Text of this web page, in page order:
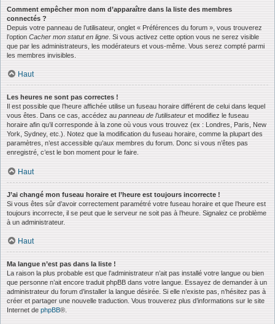
Comment empêcher mon nom d’apparaître dans la liste des membres
connectés ?
Depuis votre panneau de l’utilisateur, onglet « Préférences du forum », vous trouverez
l’option Cacher mon statut en ligne . Si vous activez cette option vous ne serez visible
que par les administrateurs, les modérateurs et vous-même. Vous serez compté parmi
les membres invisibles.
Haut
Les heures ne sont pas correctes !
Il est possible que l’heure affichée utilise un fuseau horaire différent de celui dans lequel
vous êtes. Dans ce cas, accédez au panneau de l’utilisateur et modifiez le fuseau
horaire afin qu’il corresponde à la zone où vous vous trouvez (ex : Londres, Paris, New
York, Sydney, etc.). Notez que la modification du fuseau horaire, comme la plupart des
paramètres, n’est accessible qu’aux membres du forum. Donc si vous n’êtes pas
enregistré, c’est le bon moment pour le faire.
Haut
J’ai changé mon fuseau horaire et l’heure est toujours incorrecte !
Si vous êtes sûr d’avoir correctement paramétré votre fuseau horaire et que l’heure est
toujours incorrecte, il se peut que le serveur ne soit pas à l’heure. Signalez ce problème
à un administrateur.
Haut
Ma langue n’est pas dans la liste !
La raison la plus probable est que l’administrateur n’ait pas installé votre langue ou bien
que personne n’ait encore traduit phpBB dans votre langue. Essayez de demander à un
administrateur du forum d’installer la langue désirée. Si elle n’existe pas, n’hésitez pas à
créer et partager une nouvelle traduction. Vous trouverez plus d’informations sur le site
Internet de phpBB®.